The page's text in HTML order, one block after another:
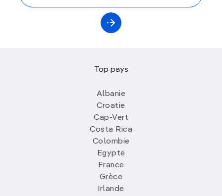
Top pays
Albanie
Croatie
Cap-Vert
Costa Rica
Colombie
Egypte
France
Grèce
Irlande